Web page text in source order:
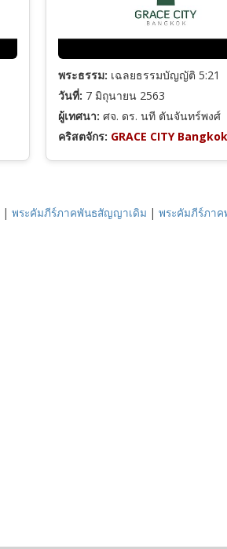
พระธรรม: เฉลยธรรมบัญญัติ 5:21
วันที่: 7 มิถุนายน 2563
ผู้เทศนา: ศจ. ดร. นที ตันจันทร์พงศ์
คริสตจักร: GRACE CITY Bangkok
|พระคัมภีร์ภาคพันธสัญญาเดิม |พระคัมภีร์ภา